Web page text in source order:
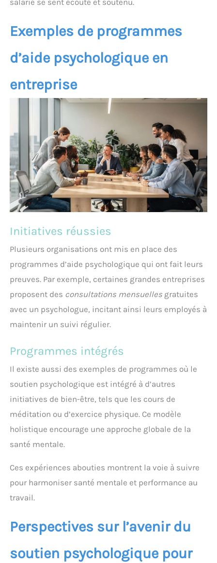
Exemples de programmes
d’aide psychologique en
entreprise
Initiatives réussies
Plusieurs organisations ont mis en place des
programmes d’aide psychologique qui ont fait leurs
preuves. Par exemple, certaines grandes entreprises
proposent des consultations mensuelles gratuites
avec un psychologue, incitant ainsi leurs employés à
maintenir un suivi régulier.
Programmes intégrés
Il existe aussi des exemples de programmes où le
soutien psychologique est intégré à d’autres
initiatives de bien-être, tels que les cours de
méditation ou d’exercice physique. Ce modèle
holistique encourage une approche globale de la
santé mentale.
Ces expériences abouties montrent la voie à suivre
pour harmoniser santé mentale et performance au
travail.
Perspectives sur l’avenir du
soutien psychologique pour